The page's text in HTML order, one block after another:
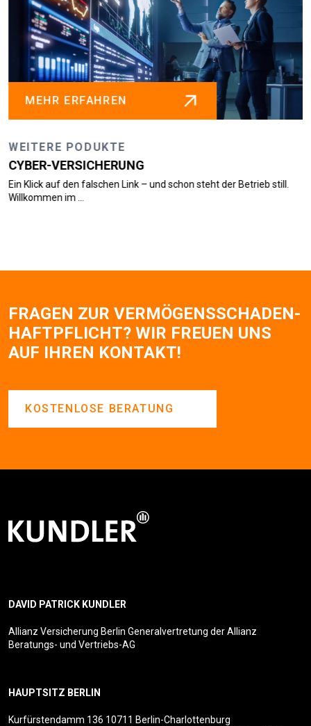
– und schon steht der Betrieb still.
MEHR ERFAHREN
Wenn’s kracht, muss es
FRAGEN ZUR VERMÖGENS­SCHADEN­
HAFTPFLICHT? WIR FREUEN UNS
AUF IHREN KONTAKT!
KOSTENLOSE BERATUNG
DAVID PATRICK KUNDLER
Allianz Versicherung Berlin Generalvertretung der Allianz
Beratungs- und Vertriebs-AG
HAUPTSITZ BERLIN
Kurfürstendamm 136 10711 Berlin-Charlottenburg